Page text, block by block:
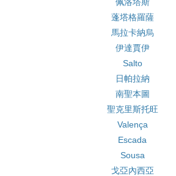
蓬塔格羅薩
馬拉卡納烏
伊達賈伊
Salto
日帕拉納
南聖本圖
聖克里斯托旺
Valença
Escada
Sousa
戈亞內西亞